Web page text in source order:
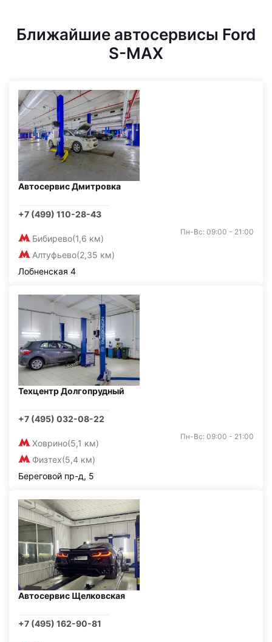
Ближайшие автосервисы Ford
S-MAX
Автосервис Дмитровка
+7 (499) 110-28-43
Бибирево(1,6 км)
Алтуфьево(2,35 км)
Пн-Вс: 09:00 - 21:00
Лобненская 4
Техцентр Долгопрудный
+7 (495) 032-08-22
Ховрино(5,1 км)
Физтех(5,4 км)
Пн-Вс: 09:00 - 21:00
Береговой пр-д, 5
Автосервис Щелковская
+7 (495) 162-90-81